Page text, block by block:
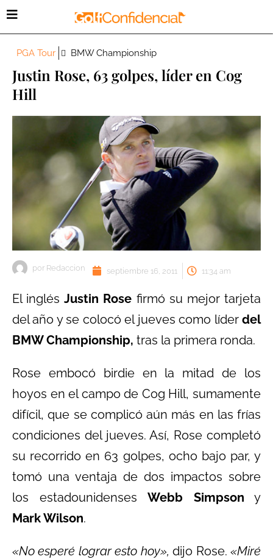
PGA Tour BMW Championship
Justin Rose, 63 golpes, líder en Cog
Hill
por Redaccion septiembre 16, 2011 11:34 am
El inglésJustin Rose firmó su mejor tarjeta
del año y se colocó el jueves como líder del
BMW Championship, tras la primera ronda.
Rose embocó birdie en la mitad de los
hoyos en el campo de Cog Hill, sumamente
difícil, que se complicó aún más en las frías
condiciones del jueves. Así, Rose completó
su recorrido en 63 golpes, ocho bajo par, y
tomó una ventaja de dos impactos sobre
los estadounidenses Webb Simpson y
Mark Wilson.
«No esperé lograr esto hoy», dijo Rose.«Miré